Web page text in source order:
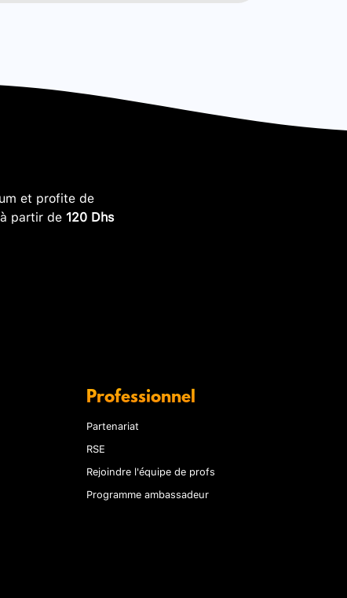
et profite de
partir de 120 Dhs
Professionnel
Partenariat
RSE
Rejoindre l'équipe de profs
Programme ambassadeur